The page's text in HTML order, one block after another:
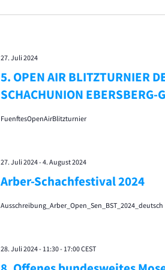
5. OPEN AIR BLITZTURNIER
SCHACHUNION EBERSBERG-
27. Juli 2024
FuenftesOpenAirBlitzturnier
Arber-Schachfestival 2024
27. Juli 2024- 4. August 2024
Ausschreibung_Arber_Open_Sen_BST_2024_deutsch
28. Juli 2024 - 11:30- 17:00CEST